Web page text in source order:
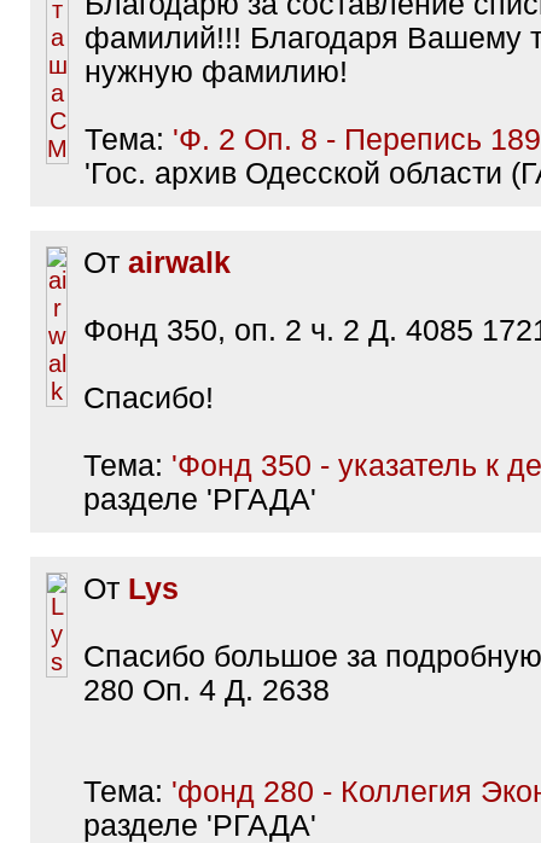
фамилий!!! Благодаря Вашему
нужную фамилию!
Тема: 'Ф. 2 Оп. 8 - Перепись
'Гос. архив Одесской области
От airwalk
Фонд 350, оп. 2 ч. 2 Д. 4085
Спасибо!
Тема: 'Фонд 350 - указатель к
разделе 'РГАДА'
От Lys
Спасибо большое за
280 Оп. 4 Д. 2638
Тема: 'фонд 280 - Коллегия
разделе 'РГАДА'